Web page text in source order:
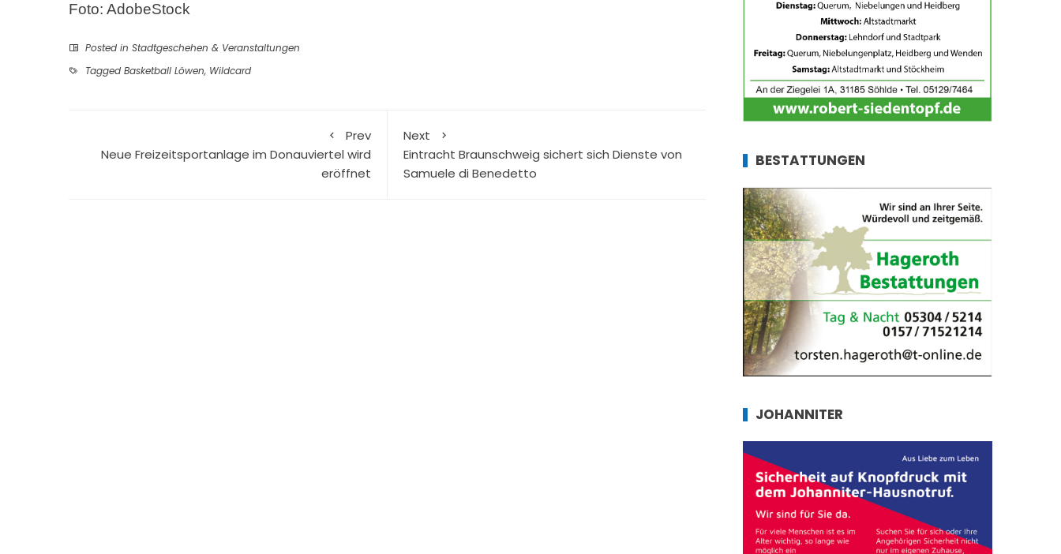
Foto: AdobeStock
Posted in Stadtgeschehen & Veranstaltungen
Tagged Basketball Löwen, Wildcard
Prev
Neue Freizeitsportanlage im Donauviertel wird
eröffnet
Next
Eintracht Braunschweig sichert sich Dienste von
Samuele di Benedetto
BESTATTUNGEN
JOHANNITER